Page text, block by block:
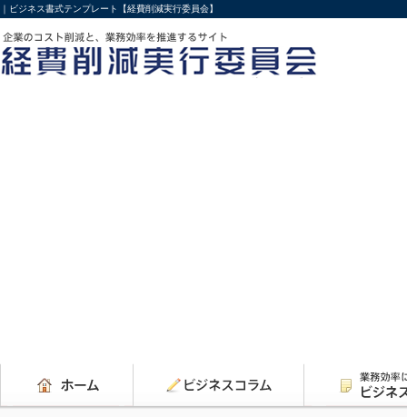
｜ビジネス書式テンプレート【経費削減実行委員会】